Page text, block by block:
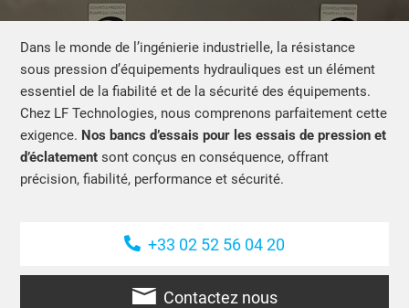
Dans le monde de l’ingénierie industrielle, la résistance
sous pression d’équipements hydrauliques est un élément
essentiel de la fiabilité et de la sécurité des équipements.
Chez LF Technologies, nous comprenons parfaitement cette
exigence. Nos bancs d’essais pour les essais de pression et
d’éclatement sont conçus en conséquence, offrant
précision, fiabilité, performance et sécurité.
Contactez nous
+33 02 52 56 04 20